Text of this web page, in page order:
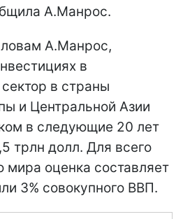
А.Манрос.
А.Манрос,
в
в страны
и Центральной Азии
в следующие 20 лет
трлн долл. Для всего
мира оценка составляет
3% совокупного ВВП.